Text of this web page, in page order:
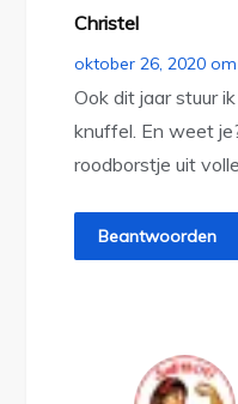
Christel
oktober 26, 2020
Ook dit jaar stuur
knuffel. En weet
roodborstje uit
Beantwoorden